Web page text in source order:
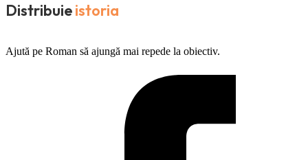
Distribuieistoria
Ajută pe Roman să ajungă mai repede la obiectiv.